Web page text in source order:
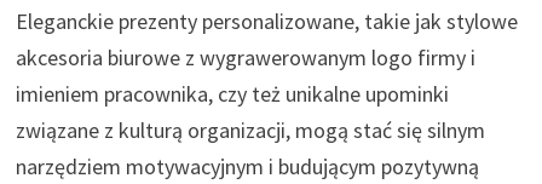
Eleganckie prezenty personalizowane, takie jak stylowe
akcesoria biurowe z wygrawerowanym logo firmy i
imieniem pracownika, czy też unikalne upominki
związane z kulturą organizacji, mogą stać się silnym
narzędziem motywacyjnym i budującym pozytywną